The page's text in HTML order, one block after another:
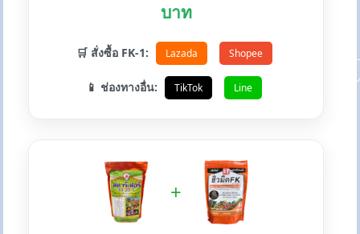
บาท
🛒 สั่งซื้อ FK-1: Lazada Shopee
📱 ช่องทางอื่น: TikTok Line
+